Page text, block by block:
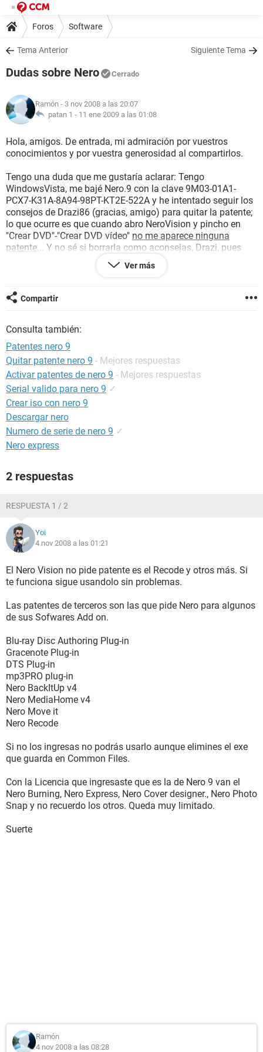
Foros Software
Tema Anterior Siguiente Tema
Dudas sobre Nero Cerrado
Ramón - 3 nov 2008 a las 20:07
patan 1 - 11 ene 2009 a las 01:08
Hola, amigos. De entrada, mi admiración por vuestros
conocimientos y por vuestra generosidad al compartirlos.
Tengo una duda que me gustaría aclarar: Tengo
WindowsVista, me bajé Nero.9 con la clave 9M03-01A1-
PCX7-K31A-8A94-98PT-KT2E-522A y he intentado seguir los
consejos de Drazi86 (gracias, amigo) para quitar la patente;
lo que ocurre es que cuando abro NeroVision y pincho en
"Crear DVD"-"Crear DVD vídeo" no me aparece ninguna
patente... Y no sé si borrarla como aconsejas, Drazi, pues
temo cargarme el programa. Por otra parte, el hecho de que
no aparezca la patente ¿significa que mi Nero ya no tiene
Ver más
Compartir
Consulta también:
Patentes nero 9
Quitar patente nero 9 - Mejores respuestas
Activar patentes de nero 9 - Mejores respuestas
Serial valido para nero 9 ✓
Crear iso con nero 9
Descargar nero
Numero de serie de nero 9 ✓
Nero express
2 respuestas
RESPUESTA 1 / 2
Yoi
4 nov 2008 a las 01:21
El Nero Vision no pide patente es el Recode y otros más. Si
te funciona sigue usandolo sin problemas.
Las patentes de terceros son las que pide Nero para algunos
de sus Sofwares Add on.
Blu-ray Disc Authoring Plug-in
Gracenote Plug-in
DTS Plug-in
mp3PRO plug-in
Nero BackItUp v4
Nero MediaHome v4
Nero Move it
Nero Recode
Si no los ingresas no podrás usarlo aunque elimines el exe
que guarda en Common Files.
Con la Licencia que ingresaste que es la de Nero 9 van el
Nero Burning, Nero Express, Nero Cover designer., Nero Photo
Snap y no recuerdo los otros. Queda muy limitado.
Suerte
Ramón
4 nov 2008 a las 08:28